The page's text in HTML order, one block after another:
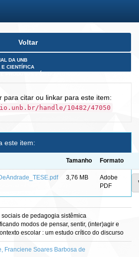
Voltar
DA UNB
E CIENTÍFICA
para citar ou linkar para este item:
handle/10482/47050
este item:
Tamanho Formato
3,76 MB
Adobe
PDF
sociais de pedagogia sistêmica
modos de pensar, sentir, (inter)agir e
escolar : um estudo crítico do discurso
Franciene Soares Barbosa de